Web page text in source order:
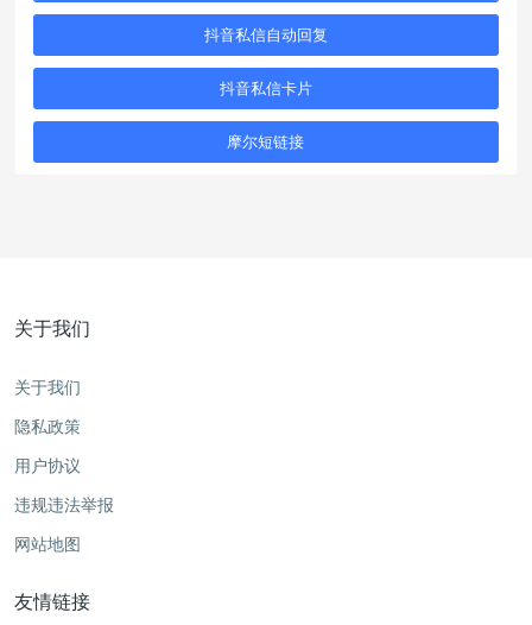
抖音私信自动回复
抖音私信卡片
摩尔短链接
关于我们
关于我们
隐私政策
用户协议
违规违法举报
网站地图
友情链接